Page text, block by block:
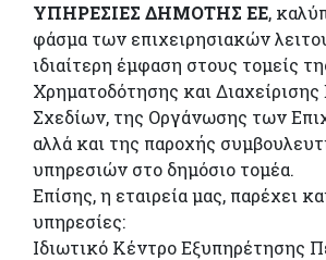
ΥΠΗΡΕΣΙΕΣ ΔΗΜΟΤΗΣ ΕΕ,
φάσμα των επιχειρησιακών
ιδιαίτερη έμφαση στους τομείς
Χρηματοδότησης και
Σχεδίων, της Οργάνωσης των
αλλά και της παροχής
υπηρεσιών στο δημόσιο τομέα.
Επίσης, η εταιρεία μας, παρέχει
υπηρεσίες:
Ιδιωτικό Κέντρο Εξυπηρέτησης